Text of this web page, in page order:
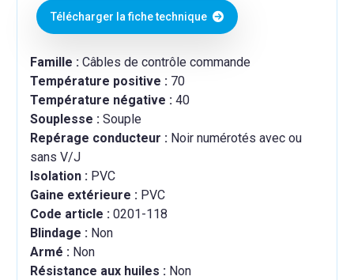
Télécharger la fiche technique
Famille : Câbles de contrôle commande
Température positive : 70
Température négative : 40
Souplesse : Souple
Repérage conducteur : Noir numérotés avec ou
sans V/J
Isolation : PVC
Gaine extérieure : PVC
Code article : 0201-118
Blindage : Non
Armé : Non
Résistance aux huiles : Non